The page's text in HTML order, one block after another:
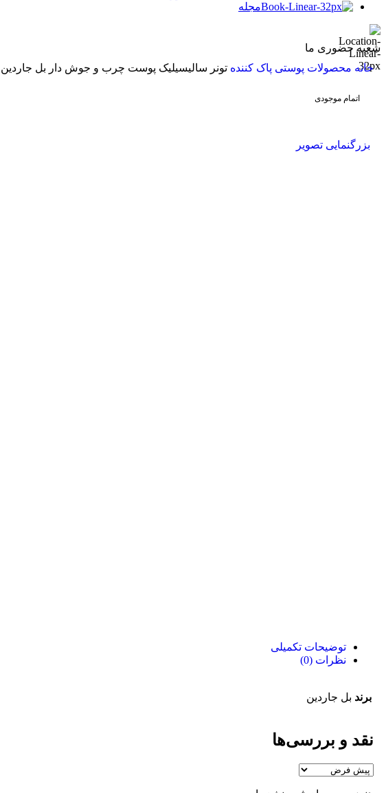
مجله
شعبه حضوری ما
خانه محصولات پوستی پاک کننده تونر سالیسیلیک پوست چرب و جوش دار بل جاردین 150ml
اتمام موجودی
بزرگنمایی تصویر
توضیحات تکمیلی
نظرات (0)
برند بل جاردین
نقد و بررسی‌ها